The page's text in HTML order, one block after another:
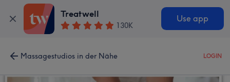
Treatwell
130K
Use app
Massagestudios in der Nähe LOGIN